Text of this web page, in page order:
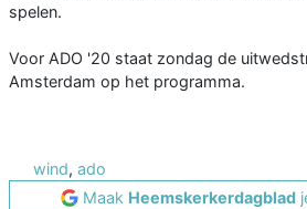
spelen.
Voor ADO '20 staat zondag de
Amsterdam op het programma.
wind, ado
Maak Heemskerkerdagblad